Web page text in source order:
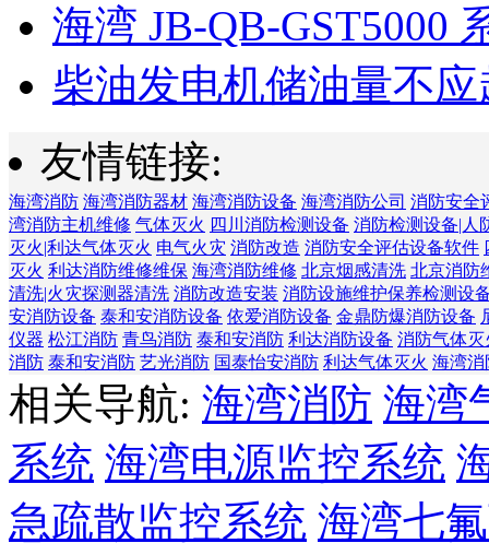
海湾 JB-QB-GST5000
柴油发电机储油量不应
友情链接:
海湾消防 海湾消防器材 海湾消防设备 海湾消防公司 消防安全
湾消防主机维修 气体灭火 四川消防检测设备 消防检测设备|人
灭火|利达气体灭火 电气火灾 消防改造 消防安全评估设备软件
灭火 利达消防维修维保 海湾消防维修 北京烟感清洗 北京消防
清洗|火灾探测器清洗 消防改造安装 消防设施维护保养检测设
安消防设备 泰和安消防设备 依爱消防设备 金鼎防爆消防设备
仪器 松江消防 青鸟消防 泰和安消防 利达消防设备 消防气体灭
消防 泰和安消防 艺光消防 国泰怡安消防 利达气体灭火 海湾消
相关导航: 海湾消防 海湾
系统 海湾电源监控系统
急疏散监控系统 海湾七